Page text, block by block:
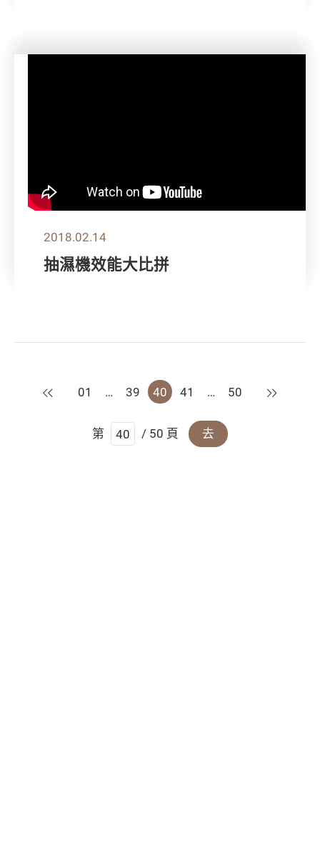
2018.02.14
抽濕機效能大比拼
上一頁
01 … 39 40 41 … 50 下一頁
第 / 50 頁 去